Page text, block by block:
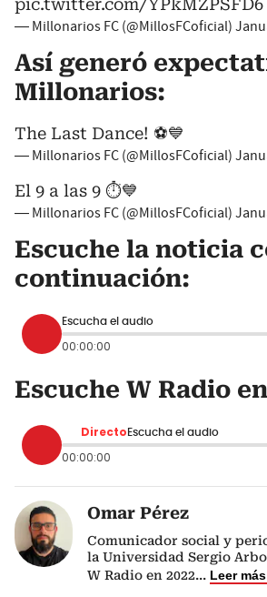
pic.twitter.com/YPkMZPSFD6
— Millonarios FC (@MillosFCoficial)
Así generó
Millonarios:
The Last Dance! ⚽️💙
— Millonarios FC (@MillosFCoficial)
El 9 a las 9 ⏱️💙
— Millonarios FC (@MillosFCoficial)
Escuche la noticia
continuación:
Escucha el audio
00:00:00
Escuche W Radio
Directo Escucha el audio
00:00:00
Omar Pérez
Comunicador social y
la Universidad Sergio
W Radio en 2022... Leer más